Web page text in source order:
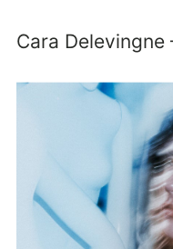
Cara Delevingne